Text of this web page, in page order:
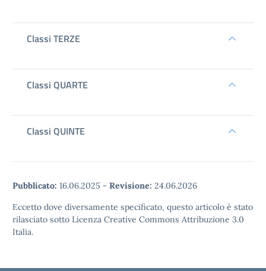
Classi TERZE
Classi QUARTE
Classi QUINTE
Pubblicato: 16.06.2025 - Revisione: 24.06.2026
Eccetto dove diversamente specificato, questo articolo è stato
rilasciato sotto Licenza Creative Commons Attribuzione 3.0
Italia.